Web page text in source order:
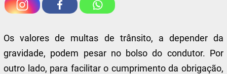
Os valores de multas de trânsito, a depender da
gravidade, podem pesar no bolso do condutor. Por
outro lado, para facilitar o cumprimento da obrigação,